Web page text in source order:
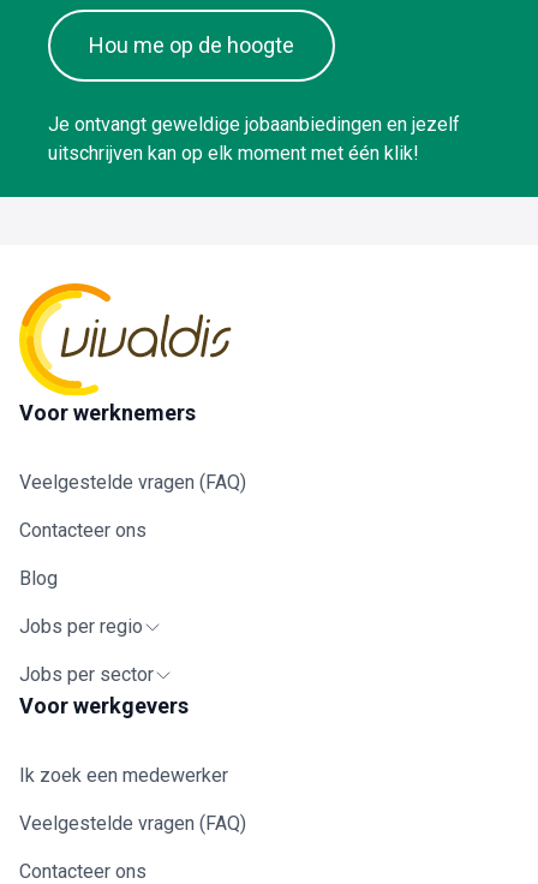
Hou me op de hoogte
Je ontvangt geweldige jobaanbiedingen en jezelf
uitschrijven kan op elk moment met één klik!
Voor werknemers
Veelgestelde vragen (FAQ)
Contacteer ons
Blog
Jobs per regio
Jobs per sector
Voor werkgevers
Ik zoek een medewerker
Veelgestelde vragen (FAQ)
Contacteer ons